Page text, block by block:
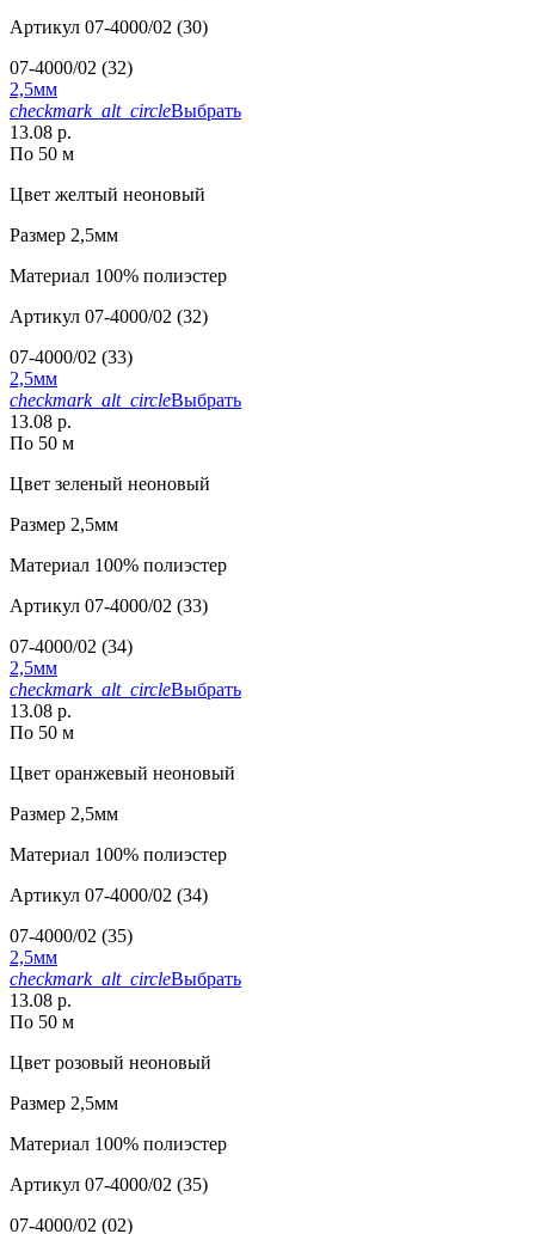
Артикул 07-4000/02 (30)
07-4000/02 (32)
2,5мм
checkmark_alt_circleВыбрать
13.08 р.
По 50 м
Цвет желтый неоновый
Размер 2,5мм
Материал 100% полиэстер
Артикул 07-4000/02 (32)
07-4000/02 (33)
2,5мм
checkmark_alt_circleВыбрать
13.08 р.
По 50 м
Цвет зеленый неоновый
Размер 2,5мм
Материал 100% полиэстер
Артикул 07-4000/02 (33)
07-4000/02 (34)
2,5мм
checkmark_alt_circleВыбрать
13.08 р.
По 50 м
Цвет оранжевый неоновый
Размер 2,5мм
Материал 100% полиэстер
Артикул 07-4000/02 (34)
07-4000/02 (35)
2,5мм
checkmark_alt_circleВыбрать
13.08 р.
По 50 м
Цвет розовый неоновый
Размер 2,5мм
Материал 100% полиэстер
Артикул 07-4000/02 (35)
07-4000/02 (02)